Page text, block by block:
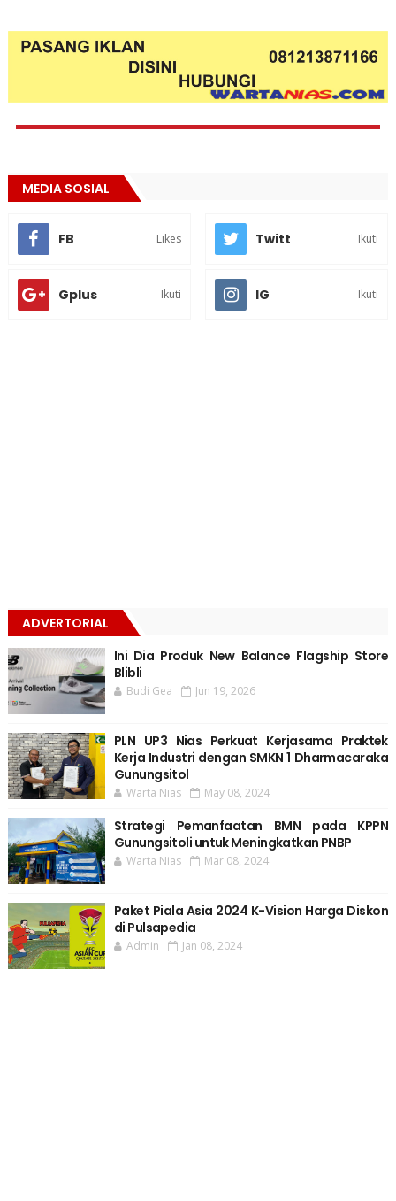
MEDIA SOSIAL
FB Likes Twitt Ikuti
Gplus Ikuti IG Ikuti
ADVERTORIAL
Ini Dia Produk New Balance Flagship Store
Blibli
Budi Gea Jun 19, 2026
PLN UP3 Nias Perkuat Kerjasama Praktek
Kerja Industri dengan SMKN 1 Dharmacaraka
Gunungsitol
Warta Nias May 08, 2024
Strategi Pemanfaatan BMN pada KPPN
Gunungsitoli untuk Meningkatkan PNBP
Warta Nias Mar 08, 2024
Paket Piala Asia 2024 K-Vision Harga Diskon
di Pulsapedia
Admin Jan 08, 2024